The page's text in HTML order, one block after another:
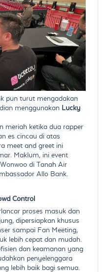
pun turut mengadakan
menggunakanLucky
meriah ketika dua rapper
es cincau di atas
meet and greet ini
Maklum, ini event
di Tanah Air
Allo Bank.
Control
proses masuk dan
dipersiapkan khusus
sampai Fan Meeting,
lebih cepat dan mudah.
dan keamanan yang
penyelenggara
lebih baik bagi semua.